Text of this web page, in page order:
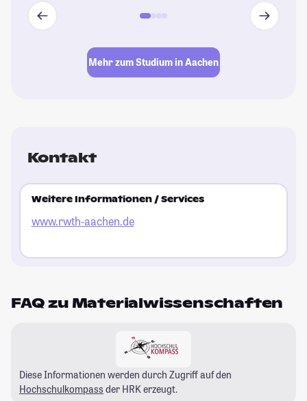
Mehr zum Studium in Aachen
Kontakt
Weitere Informationen / Services
www.rwth-aachen.de
FAQ zu Materialwissenschaften
Diese Informationen werden durch Zugriff auf den
Hochschulkompass der HRK erzeugt.